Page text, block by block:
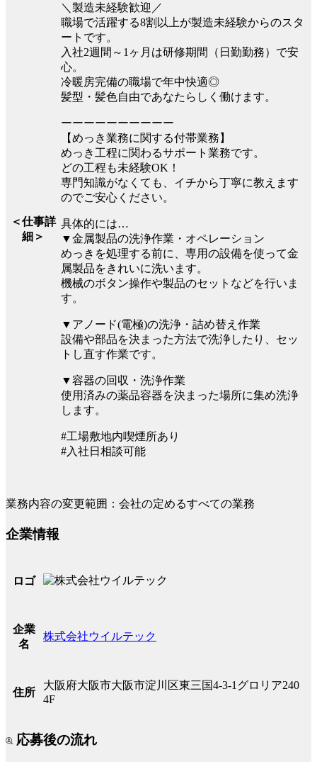
＜仕事詳
細＞
＼製造未経験歓迎／
職場で活躍する8割以上が製造未経験からのスタ
ートです。
入社2週間～1ヶ月は研修期間（日勤勤務）で安
心。
冷暖房完備の職場で年中快適◎
髪型・髪色自由であなたらしく働けます。
ーーーーーーーーーー
【めっき業務に関する付帯業務】
めっき工程に関わるサポート業務です。
どの工程も未経験OK！
専門知識がなくても、イチから丁寧に教えます
のでご安心ください。
具体的には…
▼金属製品の洗浄作業・オペレーション
めっきを処理する前に、専用の設備を使って金
属製品をきれいに洗います。
機械のボタン操作や製品のセットなどを行いま
す。
▼アノード(電極)の洗浄・詰め替え作業
設備や部品を決まった方法で洗浄したり、セッ
トし直す作業です。
▼容器の回収・洗浄作業
使用済みの薬品容器を決まった場所に集め洗浄
します。
#工場敷地内喫煙所あり
#入社日相談可能
業務内容の変更範囲：会社の定めるすべての業務
企業情報
ロゴ
企業
名
株式会社ウイルテック
住所
大阪府大阪市大阪市淀川区東三国4-3-1グロリア240
4F
応募後の流れ